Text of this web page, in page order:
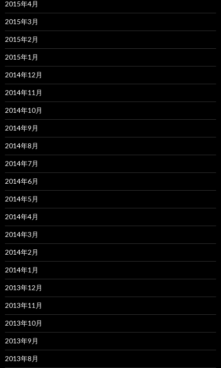
2015年4月
2015年3月
2015年2月
2015年1月
2014年12月
2014年11月
2014年10月
2014年9月
2014年8月
2014年7月
2014年6月
2014年5月
2014年4月
2014年3月
2014年2月
2014年1月
2013年12月
2013年11月
2013年10月
2013年9月
2013年8月